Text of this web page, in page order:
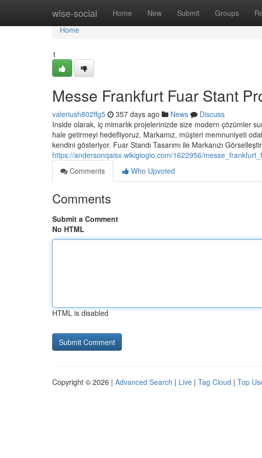
wise-social Home New Submit Groups
Home
Home
1
Messe Frankfurt Fuar Stant
valeriush802ffg5 357 days ago News
Discuss
Inside olarak, iç mimarlık projelerinizde size modern çözümler
hale getirmeyi hedefliyoruz. Markamız, müşteri memnuniyeti
kendini gösteriyor. Fuar Standı Tasarımı ile Markanızı
https://andersonqaisx.wikigiogio.com/1622956/
Comments
Who Upvoted
Comments
Submit a Comment
No HTML
HTML is disabled
Copyright © 2026 | Advanced Search | Live | Tag Cloud | Top